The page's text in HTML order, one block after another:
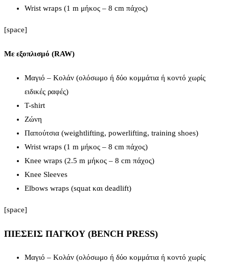
Wrist wraps (1 m μήκος – 8 cm πάχος)
[space]
Με εξοπλισμό (RAW)
Μαγιό – Κολάν (ολόσωμο ή δύο κομμάτια ή κοντό χωρίς
ειδικές ραφές)
T-shirt
Ζώνη
Παπούτσια (weightlifting, powerlifting, training shoes)
Wrist wraps (1 m μήκος – 8 cm πάχος)
Knee wraps (2.5 m μήκος – 8 cm πάχος)
Knee Sleeves
Elbows wraps (squat και deadlift)
[space]
ΠΙΕΣΕΙΣ ΠΑΓΚΟΥ (BENCH PRESS)
Μαγιό – Κολάν (ολόσωμο ή δύο κομμάτια ή κοντό χωρίς